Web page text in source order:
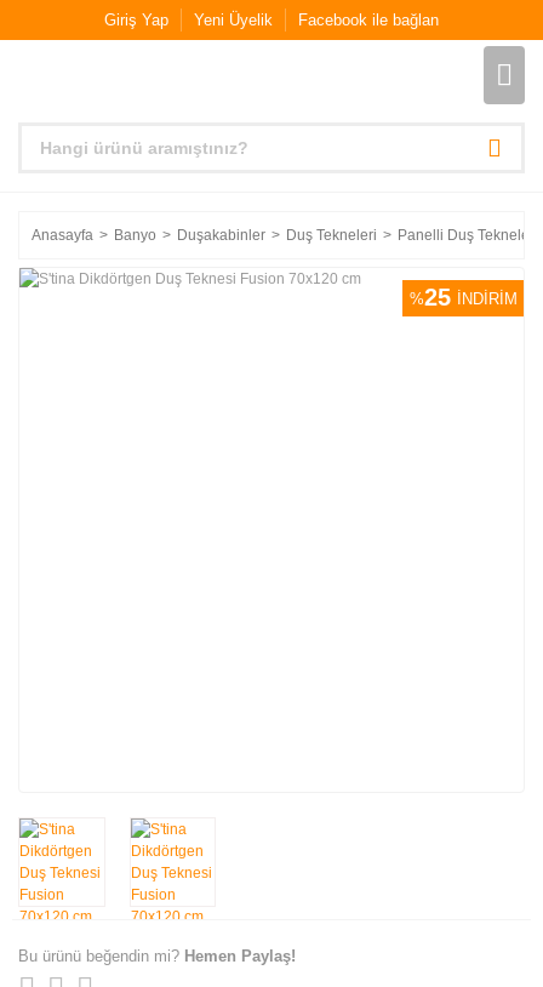
Giriş Yap Yeni Üyelik Facebook ile bağlan
Anasayfa Banyo Duşakabinler Duş Tekneleri Panelli Duş Tekneleri
%25 İNDİRİM
Bu ürünü beğendin mi? Hemen Paylaş!